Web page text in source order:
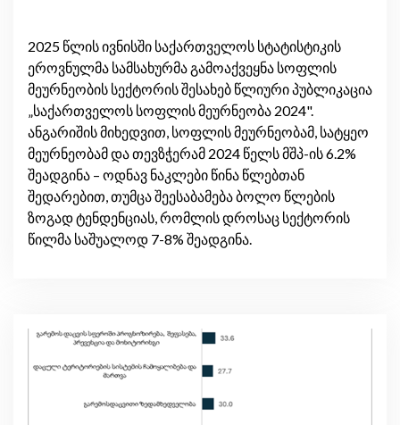
2025 წლის ივნისში საქართველოს სტატისტიკის
ეროვნულმა სამსახურმა გამოაქვეყნა სოფლის
მეურნეობის სექტორის შესახებ წლიური პუბლიკაცია
„საქართველოს სოფლის მეურნეობა 2024".
ანგარიშის მიხედვით, სოფლის მეურნეობამ, სატყეო
მეურნეობამ და თევზჭერამ 2024 წელს მშპ-ის 6.2%
შეადგინა – ოდნავ ნაკლები წინა წლებთან
შედარებით, თუმცა შეესაბამება ბოლო წლების
ზოგად ტენდენციას, რომლის დროსაც სექტორის
წილმა საშუალოდ 7-8% შეადგინა.